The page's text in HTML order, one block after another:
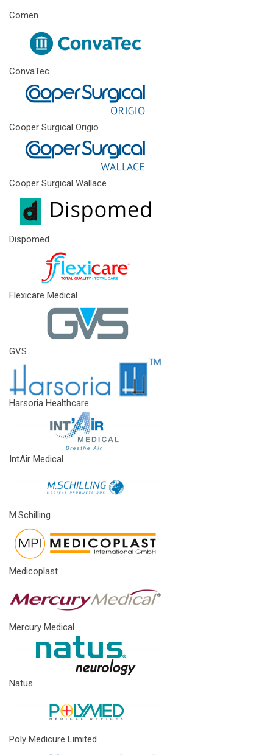
Comen
ConvaTec
Cooper Surgical Origio
Cooper Surgical Wallace
Dispomed
Flexicare Medical
GVS
Harsoria Healthcare
IntAir Medical
M.Schilling
Medicoplast
Mercury Medical
Natus
Poly Medicure Limited